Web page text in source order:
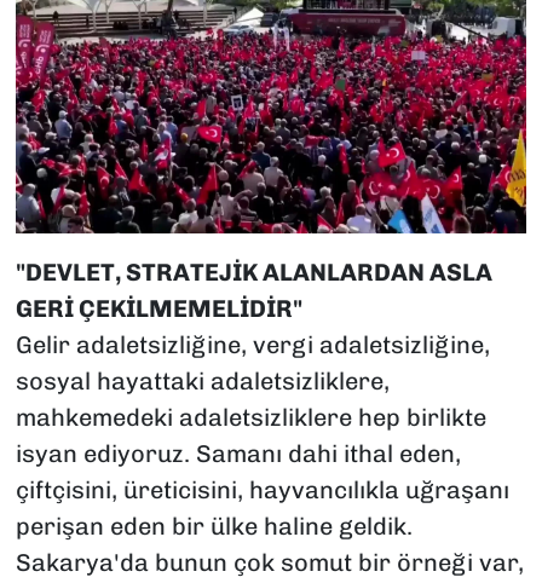
"DEVLET, STRATEJİK ALANLARDAN ASLA
GERİ ÇEKİLMEMELİDİR"
Gelir adaletsizliğine, vergi adaletsizliğine,
sosyal hayattaki adaletsizliklere,
mahkemedeki adaletsizliklere hep birlikte
isyan ediyoruz. Samanı dahi ithal eden,
çiftçisini, üreticisini, hayvancılıkla uğraşanı
perişan eden bir ülke haline geldik.
Sakarya'da bunun çok somut bir örneği var,